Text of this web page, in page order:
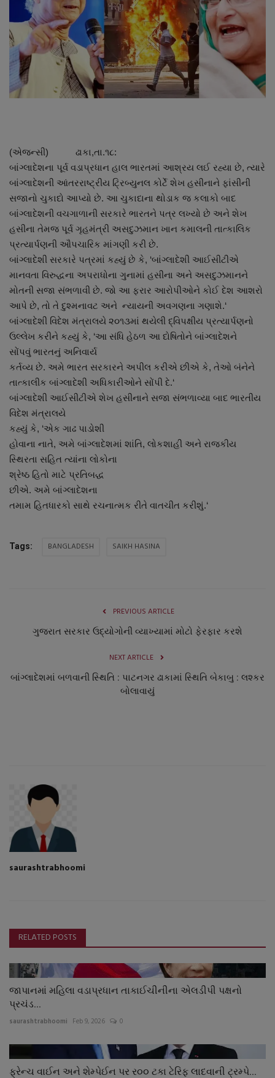
About Author
Contact
Dipotsav Special
આંતરરાષ્ટ્રીય
ગુજરાત
જુનાગઢ
Support US
બજારના સમાચાર
નાણાંકીય સમાચાર
સ્થાનિક સમાચાર
સ્પોર્ટ્સ
રાશિફળ
ગુનાખોરી
બોલિવૂડ
સ્વાસ્થ્ય
(એજન્સી) ઢાકા,તા.૧૮:
બાંગ્લાદેશના પૂર્વ વડાપ્રધાન હાલ ભારતમાં આશ્રય લઈ રહ્યા છે, ત્યારે
બાંગ્લાદેશની આંતરરાષ્ટ્રીય ટ્રિબ્યુનલ કોર્ટે શેખ હસીનાને ફાંસીની
સજાનો ચુકાદો આપ્યો છે. આ ચુકાદાના થોડાક જ કલાકો બાદ
બાંગ્લાદેશની વચગાળાની સરકારે ભારતને પત્ર લખ્યો છે અને શેખ
હસીના તેમજ પૂર્વ ગૃહમંત્રી અસદુઝમાન ખાન કમાલની તાત્કાલિક
પ્રત્યાર્પણની ઔપચારિક માંગણી કરી છે.
બાંગ્લાદેશી સરકારે પત્રમાં કહ્યું છે કે, ‘બાંગ્લાદેશી આઈસીટીએ
માનવતા વિરુદ્ધના અપરાધોના ગુનામાં હસીના અને અસદુઝમાનને
મોતની સજા સંભળાવી છે. જો આ ફરાર આરોપીઓને કોઈ દેશ આશરો
આપે છે, તો તે દુશ્મનાવટ અને ન્યાયની અવગણના ગણાશે.‘
બાંગ્લાદેશી વિદેશ મંત્રાલયે ૨૦૧૩માં થયેલી દ્વિપક્ષીય પ્રત્યાર્પણનો
ઉલ્લેખ કરીને કહ્યું કે, ‘આ સંધિ હેઠળ આ દોષિતોને બાંગ્લાદેશને
સોંપવું ભારતનું અનિવાર્ય
કર્તવ્ય છે. અમે ભારત સરકારને અપીલ કરીએ છીએ કે, તેઓ બંનેને
તાત્કાલીક બાંગ્લાદેશી અધિકારીઓને સોંપી દે.‘
બાંગ્લાદેશી આઈસીટીએ શેખ હસીનાને સજા સંભળાવ્યા બાદ ભારતીય
વિદેશ મંત્રાલયે
કહ્યું કે, ‘એક ગાઢ પાડોશી
હોવાના નાતે, અમે બાંગ્લાદેશમાં શાંતિ, લોકશાહી અને રાજકીય
સ્થિરતા સહિત ત્યાંના લોકોના
શ્રેષ્ઠ હિતો માટે પ્રતિબદ્ધ
છીએ. અમે બાંગ્લાદેશના
તમામ હિતધારકો સાથે રચનાત્મક રીતે વાતચીત કરીશું.‘
Tags: BANGLADESH SAIKH HASINA
PREVIOUS ARTICLE
ગુજરાત સરકાર ઉદ્યોગોની વ્યાખ્યામાં મોટો ફેરફાર કરશે
NEXT ARTICLE
બાંગ્લાદેશમાં બળવાની સ્થિતિ : પાટનગર ઢાકામાં સ્થિતિ બેકાબુ : લશ્કર
બોલાવાયું
saurashtrabhoomi
RELATED POSTS
જાપાનમાં મહિલા વડાપ્રધાન તાકાઈચીનીના એલડીપી પક્ષનો
પ્રચંડ...
saurashtrabhoomi Feb 9, 2026 0
ફ્રેન્ચ વાઈન અને શેમ્પેઈન પર ર૦૦ ટકા ટેરિફ લાદવાની ટ્રમ્પે...